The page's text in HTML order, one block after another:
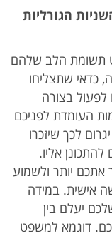
הגורליות
תשומת הלב שלהם
הזה, כדאי שתצליחו
לפעול בצורה
העומדת לפניכם
לכך שיזכרו
אליו.
אתכם יותר ולשמוע
אישית. במידה
יעלם בין
דוגמא למשפט